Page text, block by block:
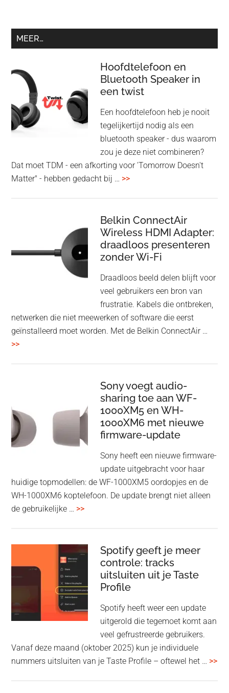
MEER…
Hoofdtelefoon en
Bluetooth Speaker in
een twist
Een hoofdtelefoon heb je nooit
tegelijkertijd nodig als een
bluetooth speaker - dus waarom
zou je deze niet combineren?
Dat moet TDM - een afkorting voor 'Tomorrow Doesn't
Matter" - hebben gedacht bij … >>overHoofdtelefoon
Speaker
in
een
twist
Belkin ConnectAir
Wireless HDMI Adapter:
draadloos presenteren
zonder Wi-Fi
Draadloos beeld delen blijft voor
veel gebruikers een bron van
frustratie. Kabels die ontbreken,
netwerken die niet meewerken of software die eerst
geïnstalleerd moet worden. Met de Belkin ConnectAir …
>>overBelkin
draadloos
presenteren
zonder
Wi-
Sony voegt audio-
sharing toe aan WF-
1000XM5 en WH-
1000XM6 met nieuwe
firmware-update
Sony heeft een nieuwe firmware-
update uitgebracht voor haar
huidige topmodellen: de WF-1000XM5 oordopjes en de
WH-1000XM6 koptelefoon. De update brengt niet alleen
de gebruikelijke … >>overSony
sharing
WF-
en
1000XM6
nieuwe
Spotify geeft je meer
controle: tracks
uitsluiten uit je Taste
Profile
Spotify heeft weer een update
uitgerold die tegemoet komt aan
veel gefrustreerde gebruikers.
Vanaf deze maand (oktober 2025) kun je individuele
nummers uitsluiten van je Taste Profile – oftewel het … >>